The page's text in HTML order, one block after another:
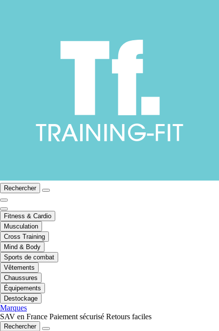
Rechercher
Fitness & Cardio
Musculation
Cross Training
Mind & Body
Sports de combat
Vêtements
Chaussures
Équipements
Destockage
Marques
SAV en France Paiement sécurisé Retours faciles
Rechercher